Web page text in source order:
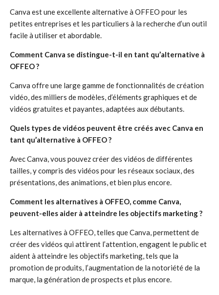
Canva est une excellente alternative à OFFEO pour les
petites entreprises et les particuliers à la recherche d’un outil
facile à utiliser et abordable.
Comment Canva se distingue-t-il en tant qu’alternative à
OFFEO ?
Canva offre une large gamme de fonctionnalités de création
vidéo, des milliers de modèles, d’éléments graphiques et de
vidéos gratuites et payantes, adaptées aux débutants.
Quels types de vidéos peuvent être créés avec Canva en
tant qu’alternative à OFFEO ?
Avec Canva, vous pouvez créer des vidéos de différentes
tailles, y compris des vidéos pour les réseaux sociaux, des
présentations, des animations, et bien plus encore.
Comment les alternatives à OFFEO, comme Canva,
peuvent-elles aider à atteindre les objectifs marketing ?
Les alternatives à OFFEO, telles que Canva, permettent de
créer des vidéos qui attirent l’attention, engagent le public et
aident à atteindre les objectifs marketing, tels que la
promotion de produits, l’augmentation de la notoriété de la
marque, la génération de prospects et plus encore.